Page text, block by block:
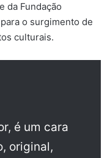
da Fundação
o surgimento de
culturais.
é um cara
original,